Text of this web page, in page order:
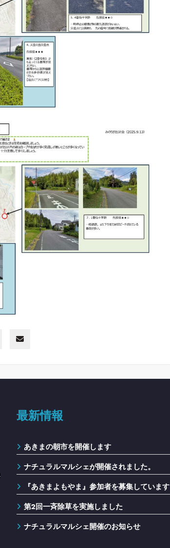
最新情報
あきまの朝市を開催します
ナチュラルマルシェが開催されました。
『あきまよもやま』参加者を募集しています
第2回一斉除草を実施しました
ナチュラルマルシェ開催のお知らせ